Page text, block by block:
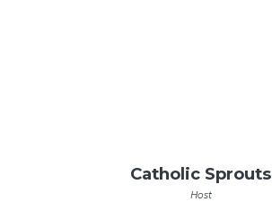
Catholic Sprouts
Host